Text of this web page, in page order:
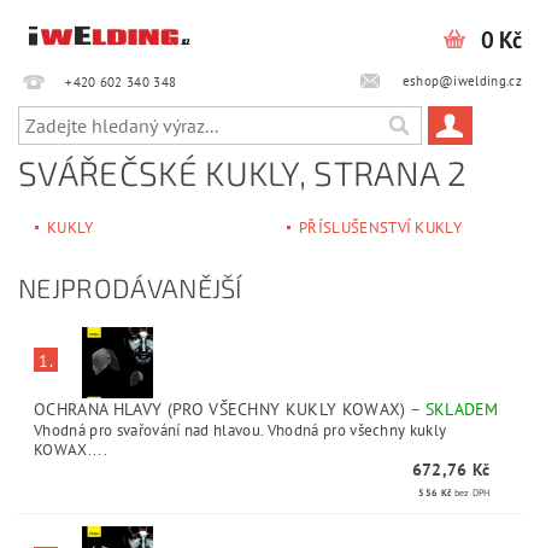
+420 602 340 348‎‎ eshop@iwelding.cz
0 Kč
SVÁŘEČSKÉ KUKLY, STRANA 2
KUKLY PŘÍSLUŠENSTVÍ KUKLY
NEJPRODÁVANĚJŠÍ
1.
OCHRANA HLAVY (PRO VŠECHNY KUKLY KOWAX) – SKLADEM
Vhodná pro svařování nad hlavou. Vhodná pro všechny kukly
KOWAX....
672,76 Kč
556 Kč bez DPH